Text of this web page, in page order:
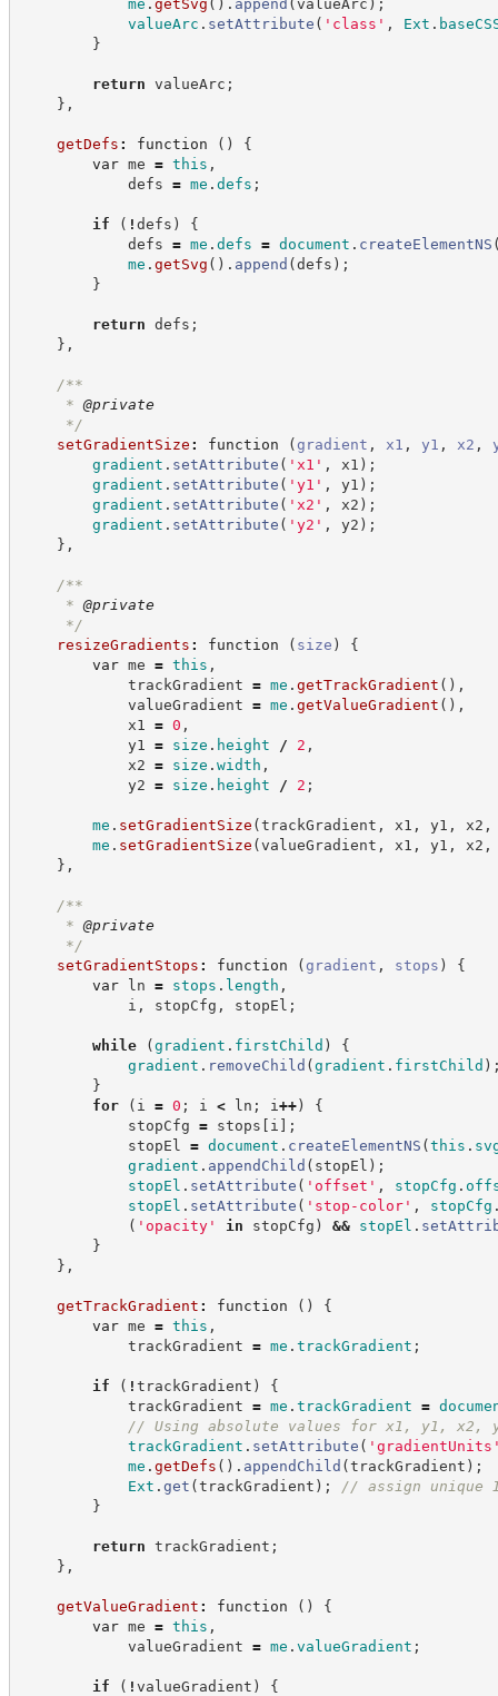
me . getSvg ( ) . append ( valueArc ) ;
valueArc . setAttribute ( ' class ' , Ext .
}
return valueArc ;
} ,
getDefs : function ( )
{
var me = this ,
defs = me . defs ;
if ( ! defs )
{
defs = me . defs = document . createElementNS
me . getSvg ( ) . append (defs ) ;
}
return defs ;
} ,
/**
* @private
*/
setGradientSize : function (gradient , x1 , y1 , x2 ,
gradient . setAttribute ( ' x1 ' , x1 ) ;
gradient . setAttribute ( ' y1 ' , y1 ) ;
gradient . setAttribute ( ' x2 ' , x2 ) ;
gradient . setAttribute ( ' y2 ' , y2 ) ;
} ,
/**
* @private
*/
resizeGradients : function ( size )
{
var me = this ,
trackGradient = me . getTrackGradient ( ) ,
valueGradient = me . getValueGradient ( ) ,
x1 = 0 ,
y1 = size . height / 2 ,
x2 = size . width ,
y2 = size . height / 2 ;
me . setGradientSize (trackGradient , x1 , y1 , x2 ,
me . setGradientSize (valueGradient , x1 , y1 , x2 ,
} ,
/**
* @private
*/
setGradientStops : function (gradient , stops )
{
var ln = stops . length ,
i , stopCfg , stopEl ;
while (gradient . firstChild )
{
gradient . removeChild (gradient . firstChild )
}
for
( i = 0 ; i < ln ; i ++)
{
stopCfg = stops [ i ] ;
stopEl = document . createElementNS (this .
gradient . appendChild ( stopEl ) ;
stopEl . setAttribute ( ' offset ' , stopCfg .
stopEl . setAttribute ( ' stop-color' , stopCfg
( ' opacity' in stopCfg ) && stopEl .
}
} ,
getTrackGradient : function ( )
{
var me = this ,
trackGradient = me . trackGradient ;
if ( ! trackGradient )
{
trackGradient = me . trackGradient =
// Using absolute values for x1, y1, x2,
trackGradient . setAttribute ( ' gradientUnits
me . getDefs ( ) . appendChild (trackGradient ) ;
Ext . get (trackGradient ) ; // assign unique
}
return trackGradient ;
} ,
getValueGradient : function ( )
{
var me = this ,
valueGradient = me . valueGradient ;
if ( ! valueGradient )
{